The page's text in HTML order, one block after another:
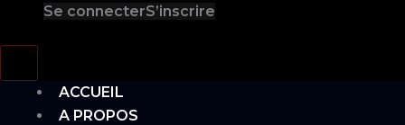
Se connecterS’inscrire
ACCUEIL
A PROPOS